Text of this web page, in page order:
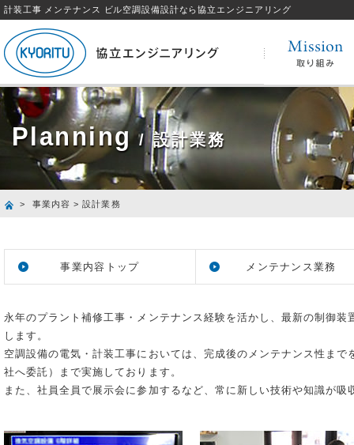
計装工事 メンテナンス ビル空調設備設計なら協立エンジニアリング
Planning/ 設計業務
> 事業内容 > 設計業務
事業内容トップ メンテナンス業務
永年のプラント補修工事・メンテナンス経験を活かし、最新の制御
します。
空調設備の電気・計装工事においては、完成後のメンテナンス性ま
社へ委託）まで実施しております。
また、社員全員で展示会に参加するなど、常に新しい技術や知識が